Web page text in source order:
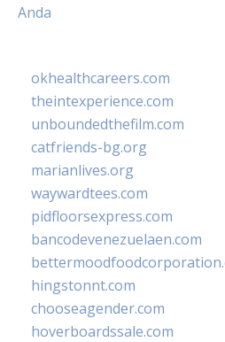
Anda
okhealthcareers.com
theintexperience.com
unboundedthefilm.com
catfriends-bg.org
marianlives.org
waywardtees.com
pidfloorsexpress.com
bancodevenezuelaen.com
hingstonnt.com
chooseagender.com
hoverboardssale.com